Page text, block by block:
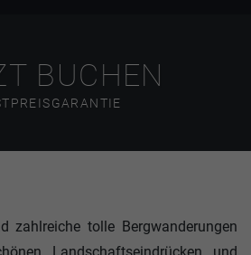
BUCHEN
zahlreiche tolle Bergwanderungen